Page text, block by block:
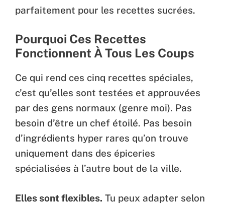
parfaitement pour les recettes sucrées.
Pourquoi Ces Recettes
Fonctionnent À Tous Les Coups
Ce qui rend ces cinq recettes spéciales,
c’est qu’elles sont testées et approuvées
par des gens normaux (genre moi). Pas
besoin d’être un chef étoilé. Pas besoin
d’ingrédients hyper rares qu’on trouve
uniquement dans des épiceries
spécialisées à l’autre bout de la ville.
Elles sont flexibles. Tu peux adapter selon